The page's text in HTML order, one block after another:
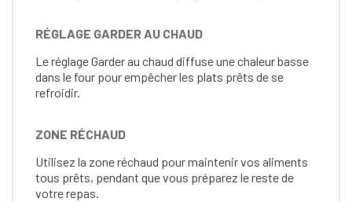
RÉGLAGE GARDER AU CHAUD
Le réglage Garder au chaud diffuse une chaleur basse
dans le four pour empêcher les plats prêts de se
refroidir.
ZONE RÉCHAUD
Utilisez la zone réchaud pour maintenir vos aliments
tous prêts, pendant que vous préparez le reste de
votre repas.